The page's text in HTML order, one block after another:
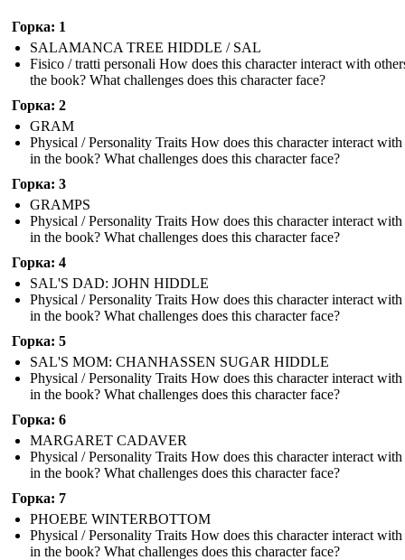
Горка: 1
SALAMANCA TREE HIDDLE / SAL
Fisico / tratti personali How does this character interact with
the book? What challenges does this character face?
Горка: 2
GRAM
Physical / Personality Traits How does this character interact with
in the book? What challenges does this character face?
Горка: 3
GRAMPS
Physical / Personality Traits How does this character interact with
in the book? What challenges does this character face?
Горка: 4
SAL'S DAD: JOHN HIDDLE
Physical / Personality Traits How does this character interact with
in the book? What challenges does this character face?
Горка: 5
SAL'S MOM: CHANHASSEN SUGAR HIDDLE
Physical / Personality Traits How does this character interact with
in the book? What challenges does this character face?
Горка: 6
MARGARET CADAVER
Physical / Personality Traits How does this character interact with
in the book? What challenges does this character face?
Горка: 7
PHOEBE WINTERBOTTOM
Physical / Personality Traits How does this character interact with
in the book? What challenges does this character face?